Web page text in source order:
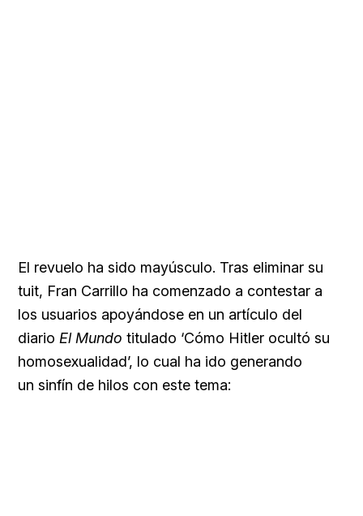
El revuelo ha sido mayúsculo. Tras eliminar su
tuit, Fran Carrillo ha comenzado a contestar a
los usuarios apoyándose en un artículo del
diario El Mundo titulado ‘Cómo Hitler ocultó su
homosexualidad’, lo cual ha ido generando
un sinfín de hilos con este tema: